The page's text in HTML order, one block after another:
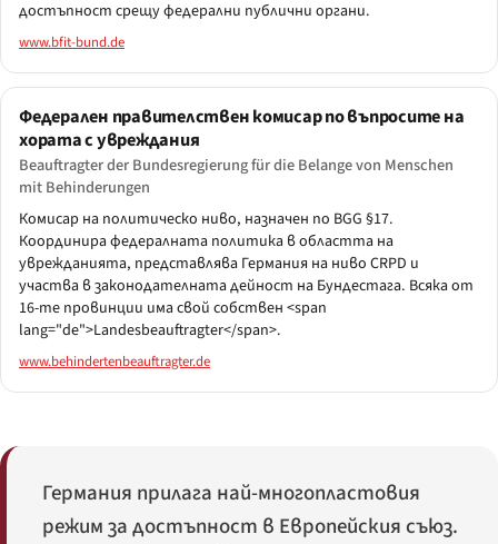
достъпност срещу федерални публични органи.
www.bfit-bund.de
Федерален правителствен комисар по въпросите на
хората с увреждания
Beauftragter der Bundesregierung für die Belange von Menschen
mit Behinderungen
Комисар на политическо ниво, назначен по BGG §17.
Координира федералната политика в областта на
уврежданията, представлява Германия на ниво CRPD и
участва в законодателната дейност на Бундестага. Всяка от
16-те провинции има свой собствен <span
lang="de">Landesbeauftragter</span>.
www.behindertenbeauftragter.de
Германия прилага най-многопластовия
режим за достъпност в Европейския съюз.